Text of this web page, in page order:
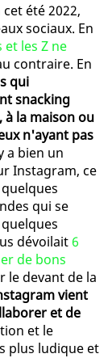
été 2022,
sociaux. En
et les Z ne
contraire. En
qui
snacking
à la maison ou
n'ayant pas
a bien un
Instagram, ce
qui se
dévoilait 6
de bons
le devant de la
vient
et de
et le
plus ludique et